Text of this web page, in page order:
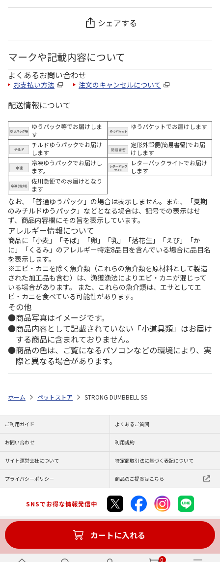
0
シェアする
マークや記載内容について
よくあるお問い合わせ
お支払い方法 注文のキャンセルについて
配送情報について
ゆうパック等でお届けしま
す
ゆうパケットでお届けします
チルドゆうパックでお届け
します
定形外郵便(簡易書留)でお届
けします
冷凍ゆうパックでお届けし
ます。
レターパックライトでお届け
します
佐川急便でのお届けとなり
ます
なお、「普通ゆうパック」の場合は表示しません。また、「夏期
のみチルドゆうパック」などとなる場合は、記号での表示はせ
ず、商品内容欄にその旨を表示しています。
アレルギー情報について
商品に「小麦」「そば」「卵」「乳」「落花生」「えび」「か
に」「くるみ」のアレルギー特定8品目を含んでいる場合に品目名
を表示します。
※エビ・カニを除く魚介類（これらの魚介類を原材料として製造
された加工品も含む）は、漁獲漁法によりエビ・カニが混じって
いる場合があります。 また、これらの魚介類は、エサとしてエ
ビ・カニを食べている可能性があります。
その他
商品写真はイメージです。
商品内容として記載されていない「小道具類」はお届け
する商品に含まれておりません。
商品の色は、ご覧になるパソコンなどの環境により、実
際と異なる場合があります。
カートに入れる
ホーム ペットストア STRONG DUMBBELL SS
ご利用ガイド よくあるご質問
お問い合わせ 利用規約
サイト運営会社について 特定商取引法に基づく表記について
プライバシーポリシー 商品のご提案はこちら
SNSでお得な情報発信中